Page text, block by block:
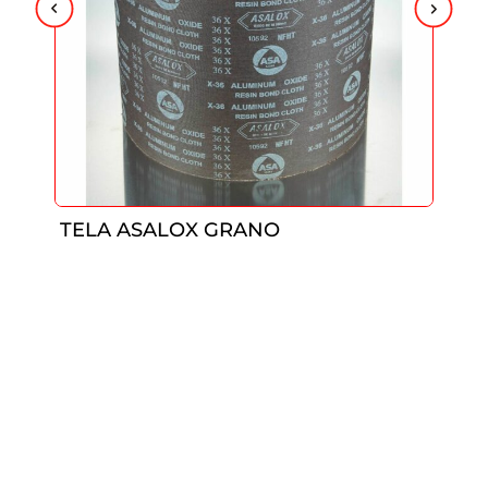
TELA ASALOX GRANO